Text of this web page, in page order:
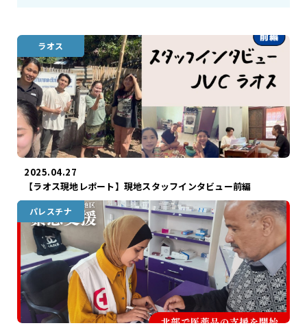
ラオス
2025.04.27
【ラオス現地レポート】現地スタッフインタビュー前編
ガザ
パレスチナ